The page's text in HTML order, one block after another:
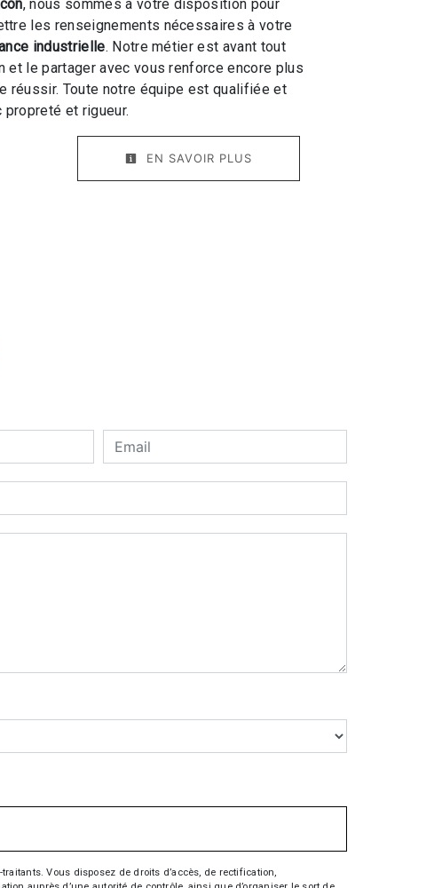
, nous sommes à votre disposition pour
les renseignements nécessaires à votre
industrielle. Notre métier est avant tout
et le partager avec vous renforce encore plus
réussir. Toute notre équipe est qualifiée et
propreté et rigueur.
EN SAVOIR PLUS
Vous disposez de droits d’accès, de rectification,